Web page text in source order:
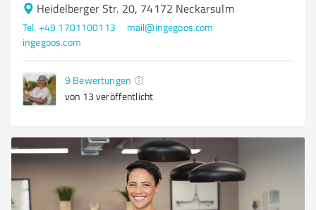
Heidelberger Str. 20, 74172 Neckarsulm
Tel. +49 1701100113
mail@ingegoos.com
ingegoos.com
9 Bewertungen
von 13 veröffentlicht